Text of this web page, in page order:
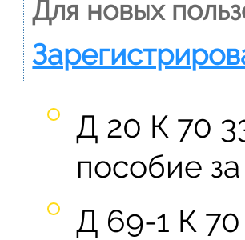
Для новых
Д 20 К 70
пособие
Д 69-1 К 70